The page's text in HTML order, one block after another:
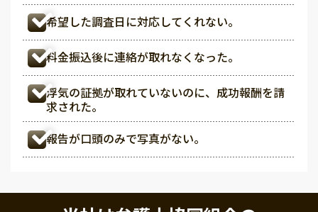
希望した調査日に対応してくれない。
料金振込後に連絡が取れなくなった。
浮気の証拠が取れていないのに、成功報酬を請
求された。
報告が口頭のみで写真がない。